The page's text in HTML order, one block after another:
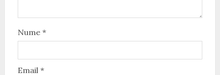
Nume *
Email *